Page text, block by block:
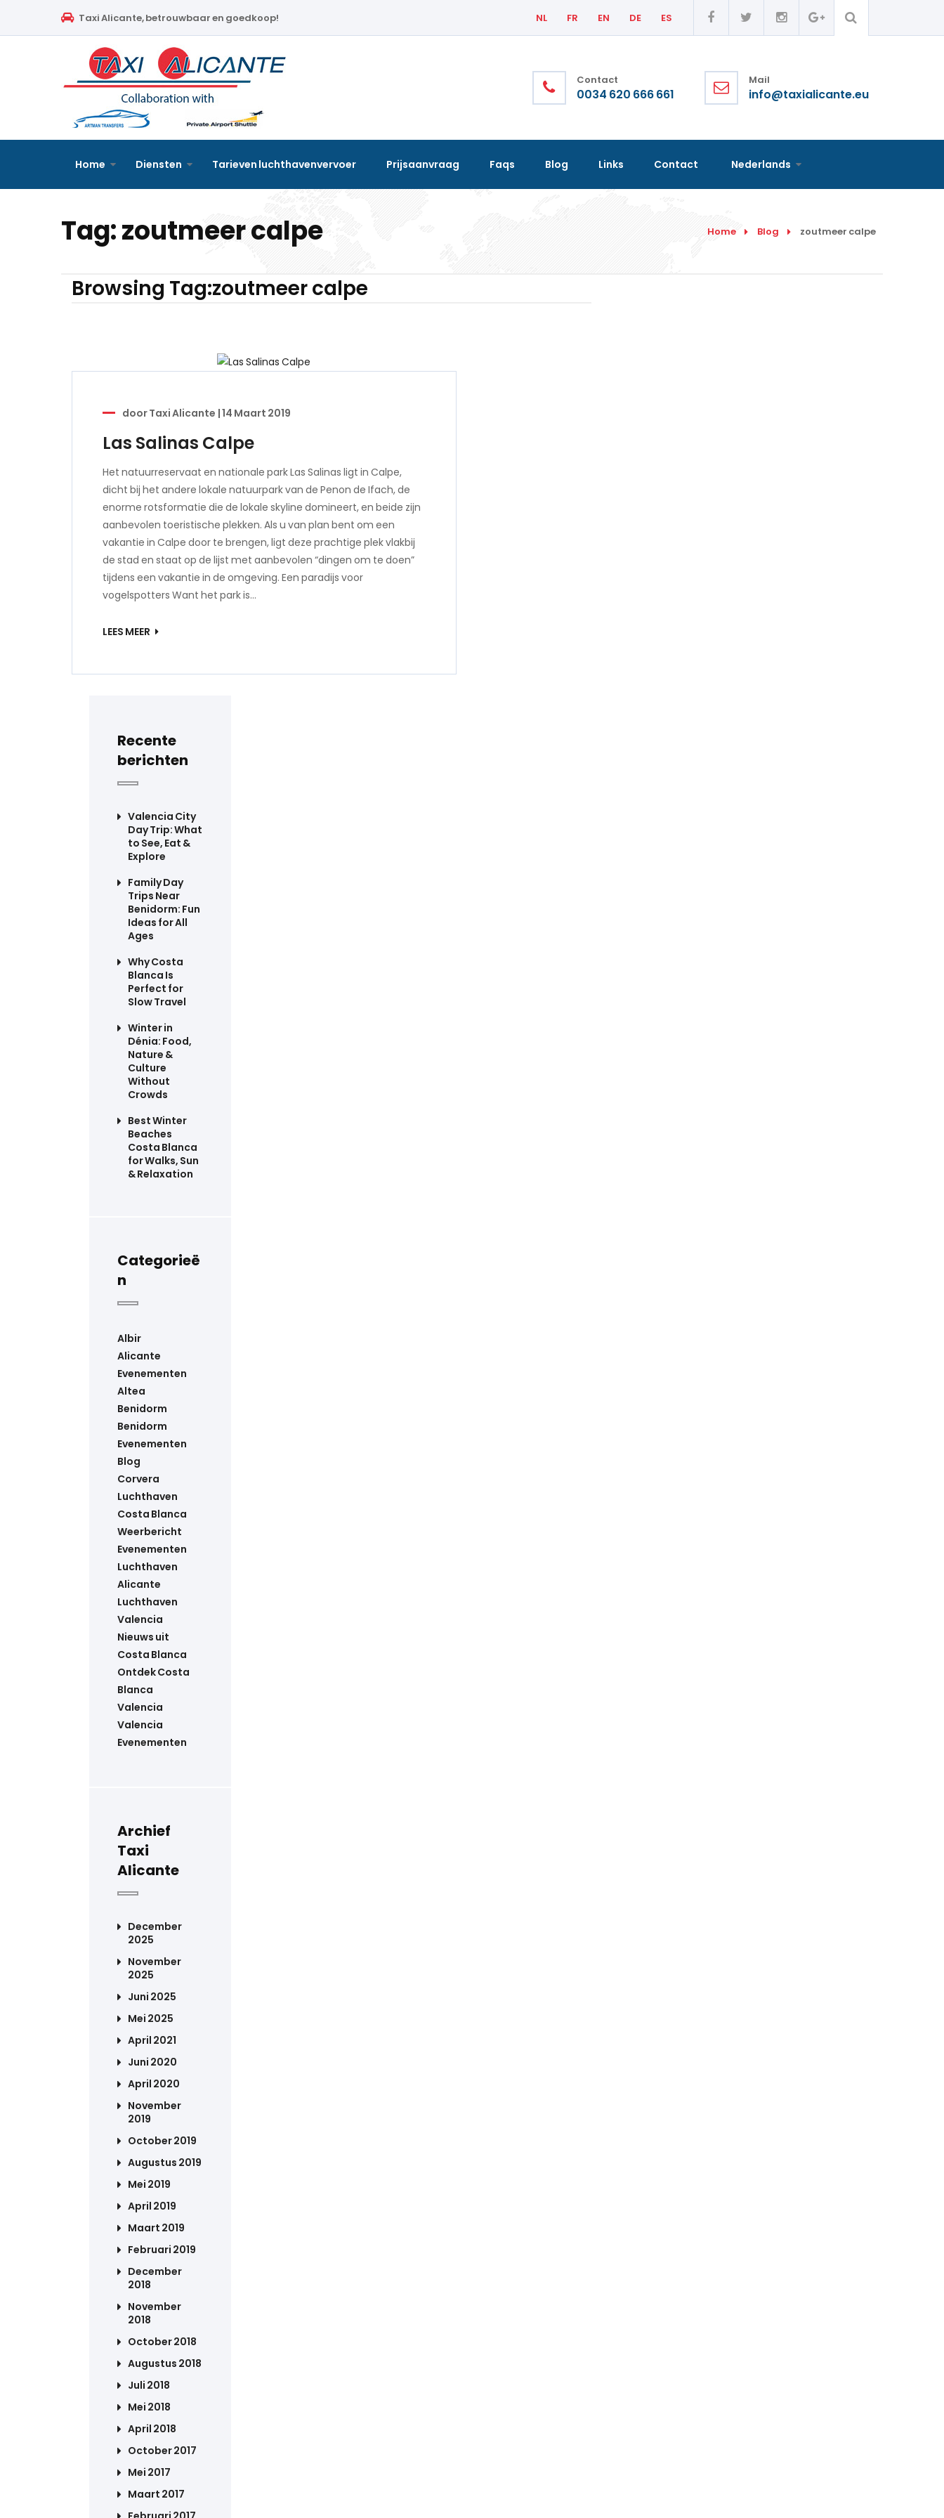
Tarieven luchthavenvervoer
Prijsaanvraag
Blog
Taxi Alicante, betrouwbaar en goedkoop! NL FR EN DE ES
Contact
0034 620 666 661
Mail
info@taxialicante.eu
Home Diensten Tarieven luchthavenvervoer Prijsaanvraag Faqs Blog Links Contact Nederlands
Tag:zoutmeer calpe Home Blog zoutmeer calpe
Browsing Tag:zoutmeer calpe
doorTaxi Alicante |14 Maart 2019
Las Salinas Calpe
Het natuurreservaat en nationale park Las Salinas ligt in Calpe,
dicht bij het andere lokale natuurpark van de Penon de Ifach, de
enorme rotsformatie die de lokale skyline domineert, en beide zijn
aanbevolen toeristische plekken. Als u van plan bent om een ​​
vakantie in Calpe door te brengen, ligt deze prachtige plek vlakbij
de stad en staat op de lijst met aanbevolen “dingen om te doen”
tijdens een vakantie in de omgeving. Een paradijs voor
vogelspotters Want het park is…
LEES MEER
Recente
berichten
Valencia City
Day Trip: What
to See, Eat &
Explore
Family Day
Trips Near
Benidorm: Fun
Ideas for All
Ages
Why Costa
Blanca Is
Perfect for
Slow Travel
Winter in
Dénia: Food,
Nature &
Culture
Without
Crowds
Best Winter
Beaches
Costa Blanca
for Walks, Sun
& Relaxation
Categorieë
n
Albir
Alicante
Evenementen
Altea
Benidorm
Benidorm
Evenementen
Blog
Corvera
Luchthaven
Costa Blanca
Weerbericht
Evenementen
Luchthaven
Alicante
Luchthaven
Valencia
Nieuws uit
Costa Blanca
Ontdek Costa
Blanca
Valencia
Valencia
Evenementen
Archief
Taxi
Alicante
December
2025
November
2025
Juni 2025
Mei 2025
April 2021
Juni 2020
April 2020
November
2019
October 2019
Augustus 2019
Mei 2019
April 2019
Maart 2019
Februari 2019
December
2018
November
2018
October 2018
Augustus 2018
Juli 2018
Mei 2018
April 2018
October 2017
Mei 2017
Maart 2017